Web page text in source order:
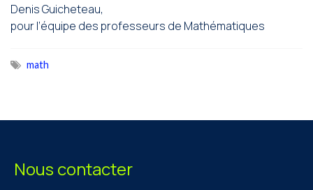
Denis Guicheteau,
pour l’équipe des professeurs de Mathématiques
math
Nous contacter